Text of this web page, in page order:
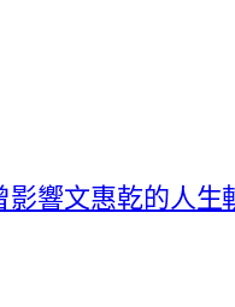
響文惠乾的人